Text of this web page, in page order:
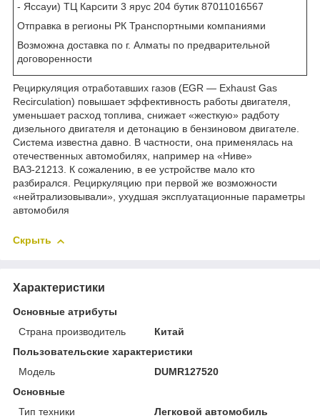
- Яссауи) ТЦ Карсити 3 ярус 204 бутик 87011016567
Отправка в регионы РК Транспортными компаниями
Возможна доставка по г. Алматы по предварительной
договоренности
Рециркуляция отработавших газов (EGR — Exhaust Gas
Recirculation) повышает эффективность работы двигателя,
уменьшает расход топлива, снижает «жесткую» радботу
дизельного двигателя и детонацию в бензиновом двигателе.
Система известна давно. В частности, она применялась на
отечественных автомобилях, например на «Ниве»
ВАЗ-21213. К сожалению, в ее устройстве мало кто
разбирался. Рециркуляцию при первой же возможности
«нейтрализовывали», ухудшая эксплуатационные параметры
автомобиля
Скрыть
Характеристики
Основные атрибуты
Страна производитель
Китай
Пользовательские характеристики
Модель
DUMR127520
Основные
Тип техники
Легковой автомобиль